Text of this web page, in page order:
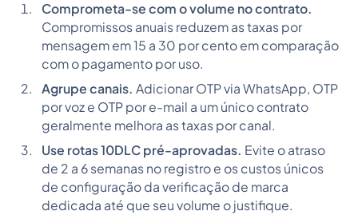
Comprometa-se com o volume no contrato.
Compromissos anuais reduzem as taxas por
mensagem em 15 a 30 por cento em comparação
com o pagamento por uso.
Agrupe canais. Adicionar OTP via WhatsApp, OTP
por voz e OTP por e-mail a um único contrato
geralmente melhora as taxas por canal.
Use rotas 10DLC pré-aprovadas. Evite o atraso
de 2 a 6 semanas no registro e os custos únicos
de configuração da verificação de marca
dedicada até que seu volume o justifique.